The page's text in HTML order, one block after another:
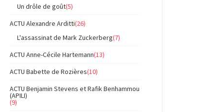
Un drôle de goût(5)
ACTU Alexandre Arditti(26)
L'assassinat de Mark Zuckerberg(7)
ACTU Anne-Cécile Hartemann(13)
ACTU Babette de Rozières(10)
ACTU Benjamin Stevens et Rafik Benhammou
(APILI)
(9)